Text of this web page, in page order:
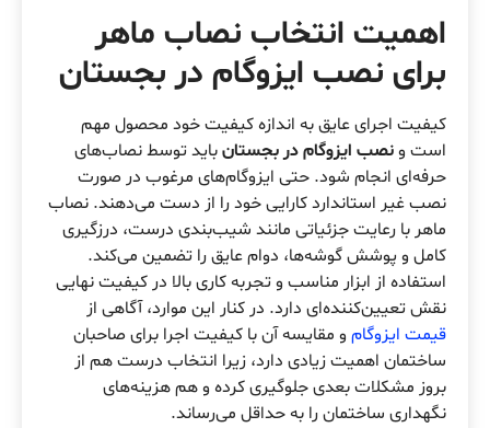
اهمیت انتخاب نصاب ماهر
برای نصب ایزوگام در بجستان
کیفیت اجرای عایق به اندازه کیفیت خود محصول مهم
است ونصب ایزوگام در بجستانباید توسط نصاب‌های
حرفه‌ای انجام شود. حتی ایزوگام‌های مرغوب در صورت
نصب غیر استاندارد کارایی خود را از دست می‌دهند. نصاب
ماهر با رعایت جزئیاتی مانند شیب‌بندی درست، درزگیری
کامل و پوشش گوشه‌ها، دوام عایق را تضمین می‌کند.
استفاده از ابزار مناسب و تجربه کاری بالا در کیفیت نهایی
نقش تعیین‌کننده‌ای دارد. در کنار این موارد، آگاهی از
قیمت ایزوگام و مقایسه آن با کیفیت اجرا برای صاحبان
ساختمان اهمیت زیادی دارد، زیرا انتخاب درست هم از
بروز مشکلات بعدی جلوگیری کرده و هم هزینه‌های
نگهداری ساختمان را به حداقل می‌رساند.